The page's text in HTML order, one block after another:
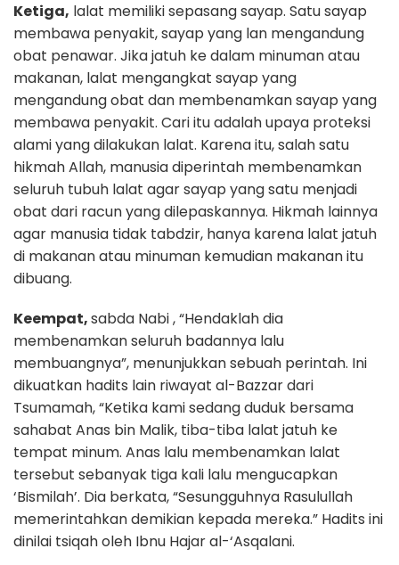
Ketiga, lalat memiliki sepasang sayap. Satu sayap
membawa penyakit, sayap yang lan mengandung
obat penawar. Jika jatuh ke dalam minuman atau
makanan, lalat mengangkat sayap yang
mengandung obat dan membenamkan sayap yang
membawa penyakit. Cari itu adalah upaya proteksi
alami yang dilakukan lalat. Karena itu, salah satu
hikmah Allah, manusia diperintah membenamkan
seluruh tubuh lalat agar sayap yang satu menjadi
obat dari racun yang dilepaskannya. Hikmah lainnya
agar manusia tidak tabdzir, hanya karena lalat jatuh
di makanan atau minuman kemudian makanan itu
dibuang.
Keempat,sabda Nabi , “Hendaklah dia
membenamkan seluruh badannya lalu
membuangnya”, menunjukkan sebuah perintah. Ini
dikuatkan hadits lain riwayat al-Bazzar dari
Tsumamah, “Ketika kami sedang duduk bersama
sahabat Anas bin Malik, tiba-tiba lalat jatuh ke
tempat minum. Anas lalu membenamkan lalat
tersebut sebanyak tiga kali lalu mengucapkan
‘Bismilah’. Dia berkata, “Sesungguhnya Rasulullah
memerintahkan demikian kepada mereka.” Hadits ini
dinilai tsiqah oleh Ibnu Hajar al-‘Asqalani.